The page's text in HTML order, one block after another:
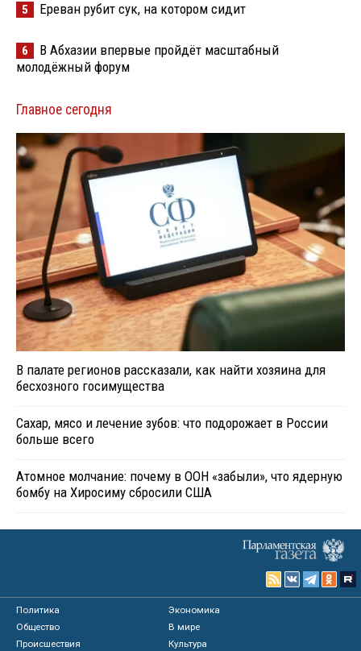
5 Ереван рубит сук, на котором сидит
6
В Абхазии впервые пройдёт масштабный
молодёжный форум
Главное сегодня
В палате регионов рассказали, как найти хозяина для
бесхозного госимущества
Сахар, мясо и лечение зубов: что подорожает в России
больше всего
Атомное молчание: почему в ООН «забыли», что ядерную
бомбу на Хиросиму сбросили США
Политика
Экономика
Общество
В мире
Происшествия
Культура